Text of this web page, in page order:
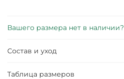
Вашего размера нет в наличии?
Состав и уход
Таблица размеров